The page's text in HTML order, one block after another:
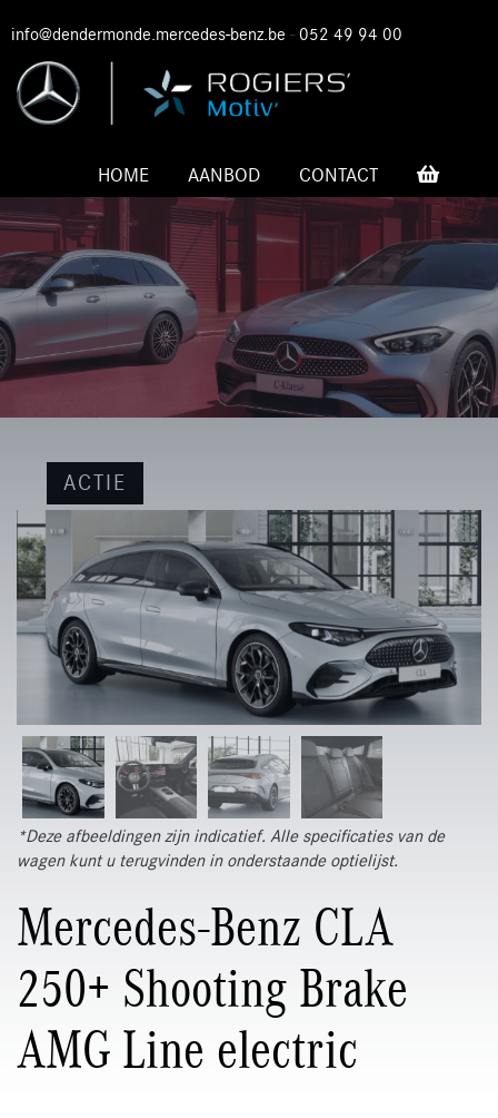
info@dendermonde.mercedes-benz.be - 052 49 94 00
HOME AANBOD CONTACT
ACTIE
*Deze afbeeldingen zijn indicatief. Alle specificaties van de
wagen kunt u terugvinden in onderstaande optielijst.
Mercedes-Benz CLA
250+ Shooting Brake
AMG Line electric